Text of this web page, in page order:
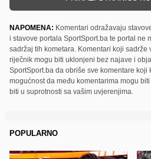
NAPOMENA: Komentari odražavaju
i stavove portala SportSport.ba te portal ne
sadržaj tih kometara. Komentari koji
riječnik mogu biti uklonjeni bez najave i
SportSport.ba da obriše sve komentare koji
mogućnost da među komentarima mogu
biti u suprotnosti sa vašim uvjerenjima.
POPULARNO